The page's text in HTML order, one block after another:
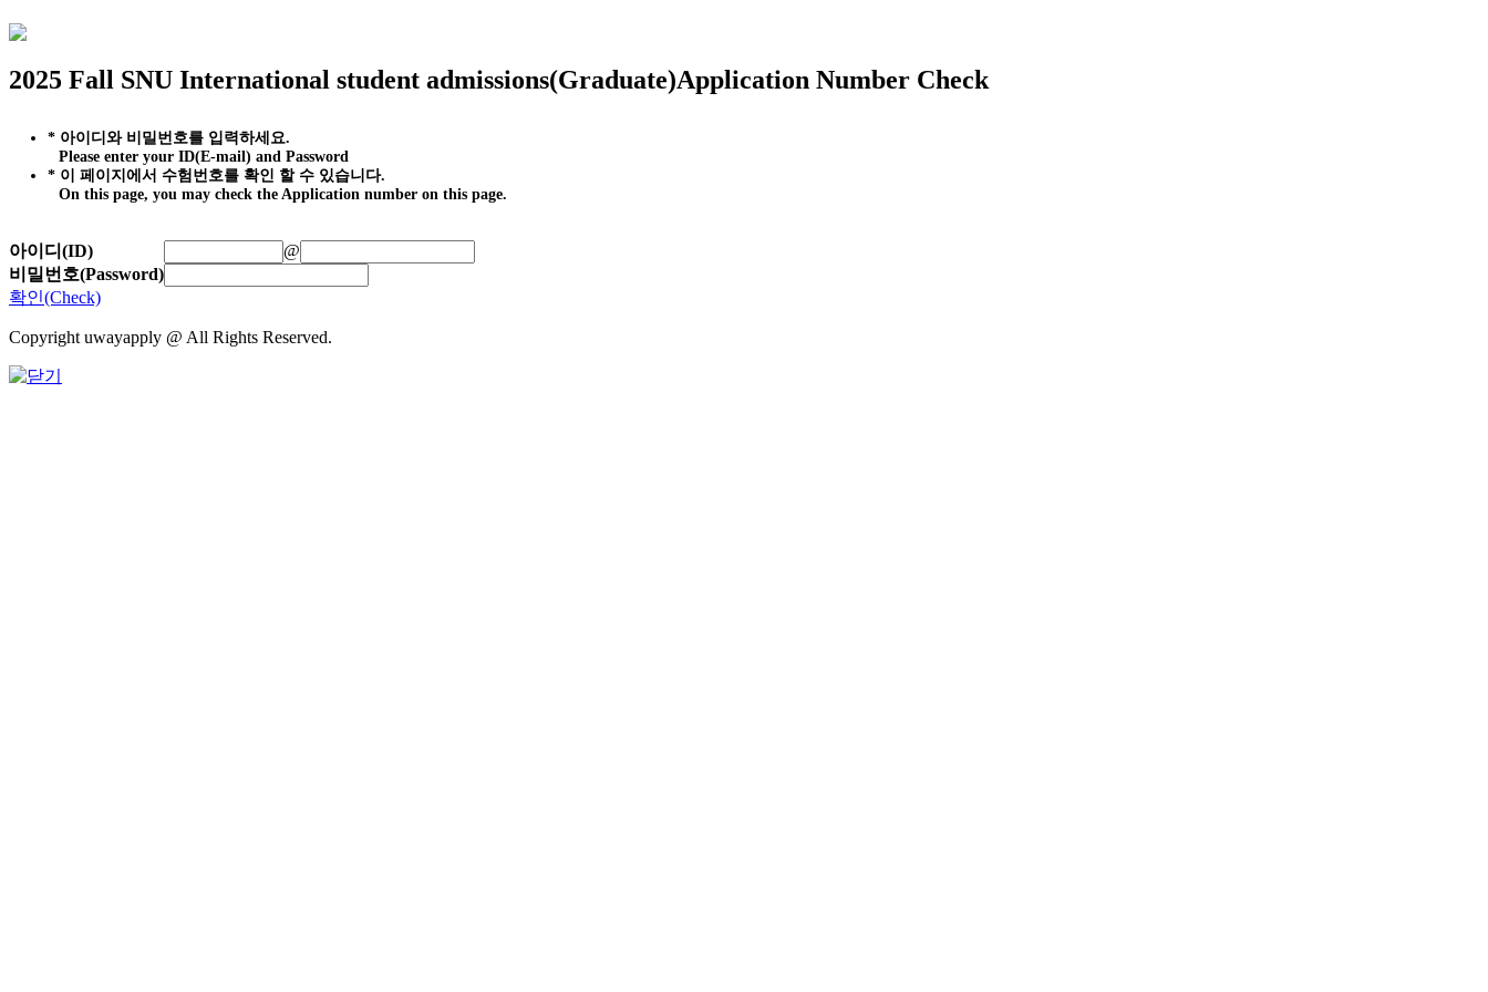
2025 Fall SNU International student admissions(Graduate)Application Number Check
* 아이디와 비밀번호를 입력하세요.
Please enter your ID(E-mail) and Password
* 이 페이지에서 수험번호를 확인 할 수 있습니다.
On this page, you may check the Application number on this page.
아이디(ID)
@
비밀번호(Password)
확인(Check)
Copyright uwayapply @ All Rights Reserved.